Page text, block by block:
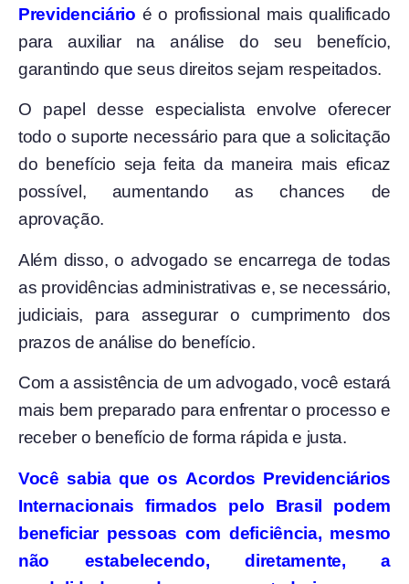
Previdenciário é o profissional mais qualificado
para auxiliar na análise do seu benefício,
garantindo que seus direitos sejam respeitados.
O papel desse especialista envolve oferecer
todo o suporte necessário para que a solicitação
do benefício seja feita da maneira mais eficaz
possível, aumentando as chances de
aprovação.
Além disso, o advogado se encarrega de todas
as providências administrativas e, se necessário,
judiciais, para assegurar o cumprimento dos
prazos de análise do benefício.
Com a assistência de um advogado, você estará
mais bem preparado para enfrentar o processo e
receber o benefício de forma rápida e justa.
Você sabia que os Acordos Previdenciários
Internacionais firmados pelo Brasil podem
beneficiar pessoas com deficiência, mesmo
não estabelecendo, diretamente, a